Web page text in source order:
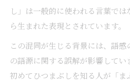
し」は一般的に使われる言葉で
ら生まれた表現とされています。
この混同が生じる背景には、語
の語源に関する誤解が影響して
初めてひつまぶしを知る人が「ま